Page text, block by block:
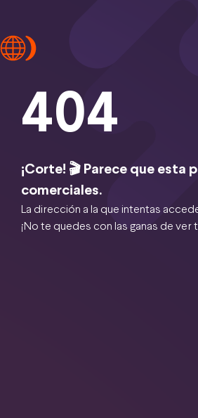
404
¡Corte! 🎬 Parece que esta
comerciales.
La dirección a la que intentas
¡No te quedes con las ganas de ver